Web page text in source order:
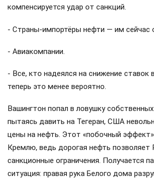
компенсируется удар от санкций.
- Страны-импортёры нефти — им сейчас
- Авиакомпании.
- Все, кто надеялся на снижение ставок
теперь это менее вероятно.
Вашингтон попал в ловушку
пытаясь давить на Тегеран, США
цены на нефть. Этот «побочный эффект»
Кремлю, ведь дорогая нефть позволяет
санкционные ограничения. Получается
ситуация: правая рука Белого дома